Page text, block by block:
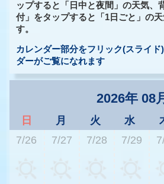
ップすると「日中と夜間」の天気、
付」をタップすると「1日ごと」の
す。
カレンダー部分をフリック(スライ
ダーがご覧になれます
2026年 08
日 月 火 水
7/26
7/27 7/28 7/29